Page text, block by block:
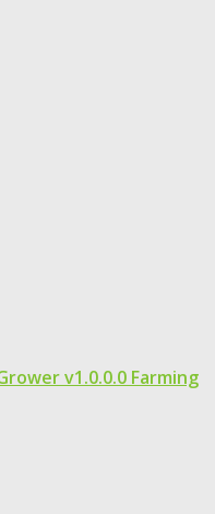
v1.0.0.0 Farming